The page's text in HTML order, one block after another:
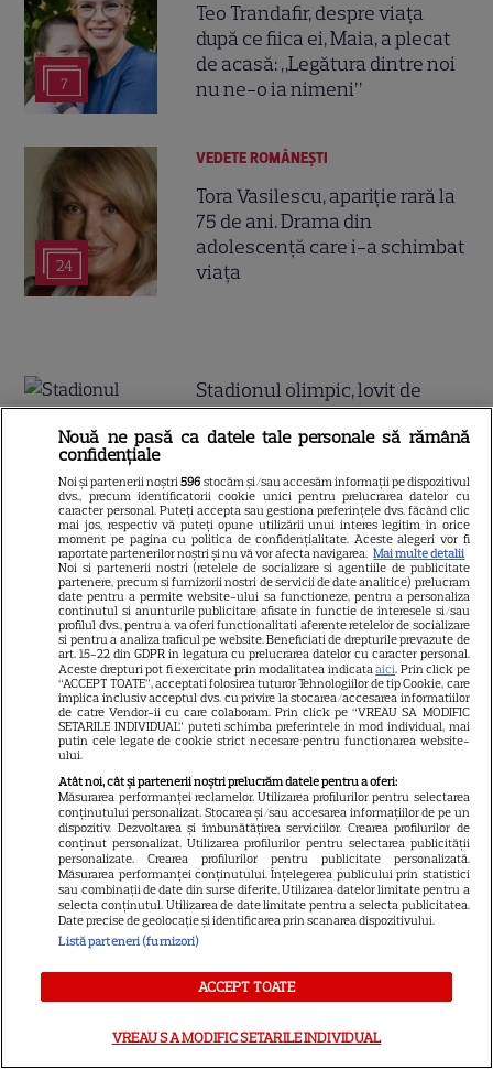
7
Teo Trandafir, despre viața
după ce fiica ei, Maia, a plecat
de acasă: „Legătura dintre noi
nu ne-o ia nimeni”
24
VEDETE ROMÂNEŞTI
Tora Vasilescu, apariție rară la
75 de ani. Drama din
adolescență care i-a schimbat
viața
Stadionul olimpic, lovit de
granița cu Austria » Sportivii
au scăpat la limită de o
tragedie
Emma Răducanu și „cea mai
bună resetare din toate
timpurile” » În ce destinație
vacanța
Alexandru Ciucu, fostul soț al
Alinei Sorescu, nu a fost lăsat
să intre la Nibiru. „Am aflat cu
Nouă ne pasă ca datele tale personale să rămână
confidențiale
Noi și partenerii noștri596 stocăm și/sau accesăm informații pe dispozitivul
dvs., precum identificatorii cookie unici pentru prelucrarea datelor cu
caracter personal. Puteți accepta sau gestiona preferințele dvs. făcând clic
mai jos, respectiv vă puteți opune utilizării unui interes legitim în orice
moment pe pagina cu politica de confidențialitate. Aceste alegeri vor fi
raportate partenerilor noștri și nu vă vor afecta navigarea. Mai multe detalii
Noi si partenerii nostri (retelele de socializare si agentiile de publicitate
partenere, precum si furnizorii nostri de servicii de date analitice) prelucram
date pentru a permite website-ului sa functioneze, pentru a personaliza
continutul si anunturile publicitare afisate in functie de interesele si/sau
profilul dvs., pentru a va oferi functionalitati aferente retelelor de socializare
si pentru a analiza traficul pe website. Beneficiati de drepturile prevazute de
art. 15-22 din GDPR in legatura cu prelucrarea datelor cu caracter personal.
Aceste drepturi pot fi exercitate prin modalitatea indicataaici. Prin click pe
“ACCEPT TOATE”, acceptati folosirea tuturor Tehnologiilor de tip Cookie, care
implica inclusiv acceptul dvs. cu privire la stocarea/accesarea informatiilor
de catre Vendor-ii cu care colaboram. Prin click pe “VREAU SA MODIFIC
SETARILE INDIVIDUAL” puteti schimba preferintele in mod individual, mai
putin cele legate de cookie strict necesare pentru functionarea website-
ului.
Atât noi, cât și partenerii noștri prelucrăm datele pentru a oferi:
Măsurarea performanței reclamelor. Utilizarea profilurilor pentru selectarea
conținutului personalizat. Stocarea și/sau accesarea informațiilor de pe un
dispozitiv. Dezvoltarea și îmbunătățirea serviciilor. Crearea profilurilor de
conținut personalizat. Utilizarea profilurilor pentru selectarea publicității
personalizate. Crearea profilurilor pentru publicitate personalizată.
Măsurarea performanței conținutului. Înțelegerea publicului prin statistici
sau combinații de date din surse diferite. Utilizarea datelor limitate pentru a
selecta conținutul. Utilizarea de date limitate pentru a selecta publicitatea.
Date precise de geolocație și identificarea prin scanarea dispozitivului.
Listă parteneri (furnizori)
ACCEPT TOATE
VREAU SA MODIFIC SETARILE INDIVIDUAL